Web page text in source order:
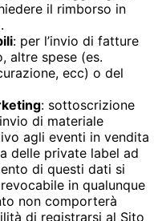
il rimborso in
: per l’invio di fatture
altre spese (es.
ecc) o del
: sottoscrizione
di materiale
agli eventi in vendita
delle private label ad
di questi dati si
in qualunque
non comporterà
di registrarsi al Sito